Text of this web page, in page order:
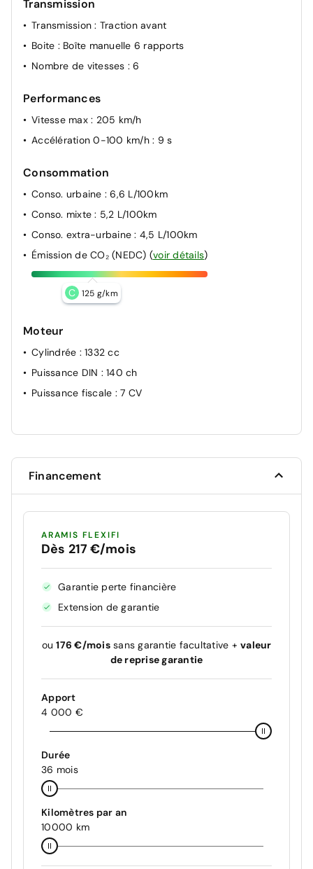
Transmission
Transmission: Traction avant
Boite : Boîte manuelle 6 rapports
Nombre de vitesses : 6
Performances
Vitesse max : 205 km/h
Accélération 0-100 km/h : 9 s
Consommation
Conso. urbaine : 6,6 L/100km
Conso. mixte: 5,2 L/100km
Conso. extra-urbaine: 4,5 L/100km
Émission de CO₂ (NEDC) (voir détails)
C 125 g/km
Moteur
Cylindrée : 1332 cc
Puissance DIN : 140 ch
Puissance fiscale : 7 CV
Financement
ARAMIS FLEXIFI
Dès 217 €/mois
Garantie perte financière
Extension de garantie
ou176 €/moissans garantie facultative + valeur
de reprise garantie
Apport
4 000 €
Durée
36 mois
Kilomètres par an
10000 km